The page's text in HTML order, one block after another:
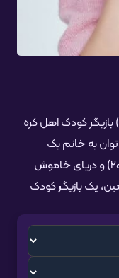
شی آ (کره‌ای: 김시아 ؛ زادهٔ ۶ مه ۲۰۰۸) بازیگر کودک اهل کره
به خانم بک
(۲۰۱۸)، ریزش خاکستر (۲۰۱۹)، پادشاهی (۲۰۲۱) و دریای خاموش
یک بازیگر کودک